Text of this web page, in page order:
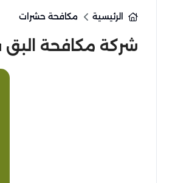
الرئيسية مكافحة حشرات
شركة مكافحة البق في